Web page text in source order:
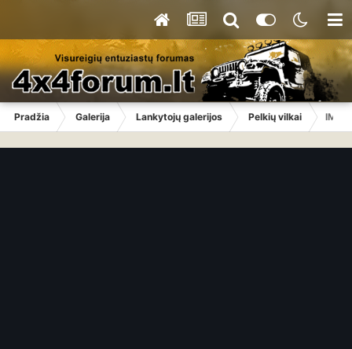
Pradžia Galerija Lankytojų galerijos Pelkių vilkai